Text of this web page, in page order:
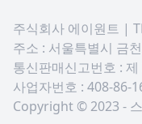
주식회사 에이원트 |
주소 : 서울특별시 금
통신판매신고번호 :
사업자번호 : 408-86-
Copyright © 2023 -